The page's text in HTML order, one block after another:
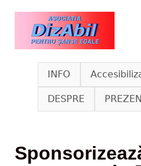
Skip to main
www.dizabil.eu
INFO
DESPRE